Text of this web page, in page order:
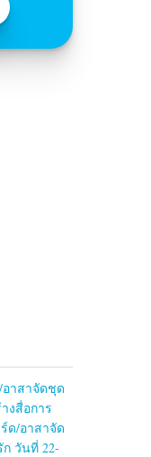
าสาจัดชุด
งสื่อการ
ด/อาสาจัด
วันที่ 22-